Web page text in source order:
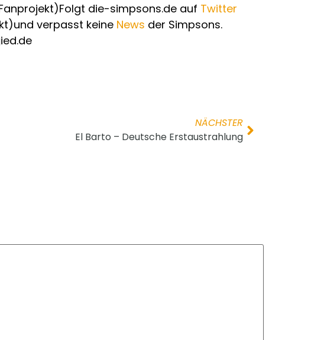
Folgt die-simpsons.de auf Twitter
und verpasst keine News der Simpsons.
NÄCHSTER
El Barto – Deutsche Erstaustrahlung